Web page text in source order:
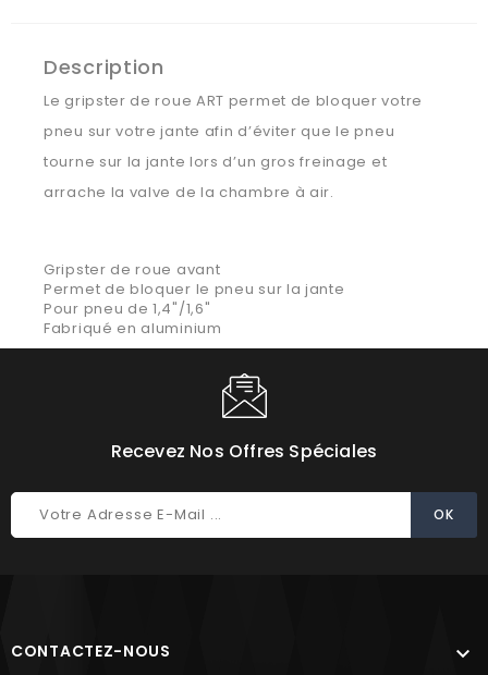
Description
Le gripster de roue ART permet de bloquer votre
pneu sur votre jante afin d’éviter que le pneu
tourne sur la jante lors d’un gros freinage et
arrache la valve de la chambre à air.
Gripster de roue avant
Permet de bloquer le pneu sur la jante
Pour pneu de 1,4"/1,6"
Fabriqué en aluminium
Recevez Nos Offres Spéciales
CONTACTEZ-NOUS 